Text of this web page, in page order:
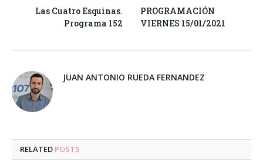
Las Cuatro Esquinas.
Programa 152
PROGRAMACIÓN
VIERNES 15/01/2021
JUAN ANTONIO RUEDA FERNANDEZ
RELATED POSTS